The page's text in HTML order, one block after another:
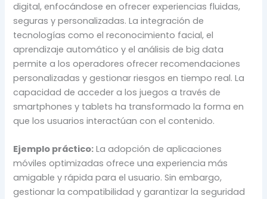
digital, enfocándose en ofrecer experiencias fluidas,
seguras y personalizadas. La integración de
tecnologías como el reconocimiento facial, el
aprendizaje automático y el análisis de big data
permite a los operadores ofrecer recomendaciones
personalizadas y gestionar riesgos en tiempo real. La
capacidad de acceder a los juegos a través de
smartphones y tablets ha transformado la forma en
que los usuarios interactúan con el contenido.
Ejemplo práctico: La adopción de aplicaciones
móviles optimizadas ofrece una experiencia más
amigable y rápida para el usuario. Sin embargo,
gestionar la compatibilidad y garantizar la seguridad